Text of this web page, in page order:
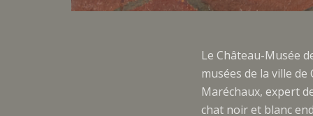
Le Château-Musée
musées de la ville
Maréchaux, expert
chat noir et blanc